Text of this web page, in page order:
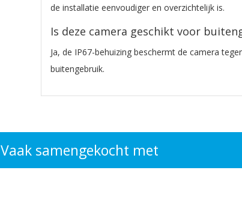
Vaak samengekocht met
de installatie eenvoudiger en overzichtelijk is.
Is deze camera geschikt voor
Ja, de IP67-behuizing beschermt de camera
buitengebruik.